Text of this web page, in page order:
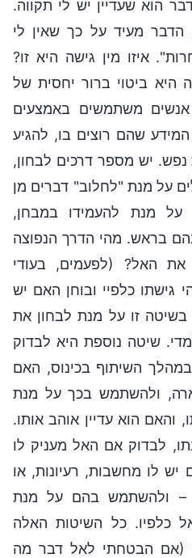
הוא שעדיין יש לי תקווה.
מעיד על כך שאין לי
איזו מין גישה היא זו?
היא ביטוי ברור יחסית של
אנשים משתמשים באמצעים
שהם רוצים בו, להגיע
נפש. יש מספר דרכים לבחון,
על מנת "לחלוב" דברים מן
מנת להעמידו במבחן,
בראש. מהי הדרך הנפוצה
האל? (לפעמים, בעודי
גישתו כלפיי ובוחן האם יש
זו על מנת לבחון את
שיטה נוספת היא לבדוק
השיתוף בכינוס, האם
ולהשתמש בכך על מנת
והאם הוא עדיין אוהב אותו.
לבדוק אם האל מעניק לו
יש לו מחשבות, רעיונות, או
– ולהשתמש בהם על מנת
כלפיו. כל השיטות האלה
(אם הבטחתי לאל דבר מה